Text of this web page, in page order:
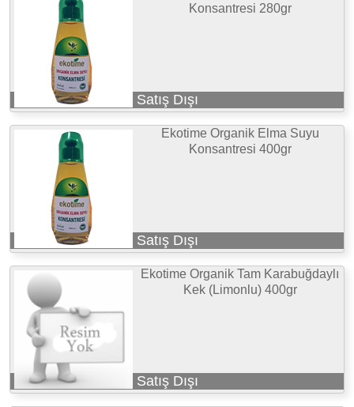
Konsantresi 280gr
Satış Dışı
Ekotime Organik Elma Suyu
Konsantresi 400gr
Satış Dışı
Ekotime Organik Tam Karabuğdaylı
Kek (Limonlu) 400gr
Satış Dışı